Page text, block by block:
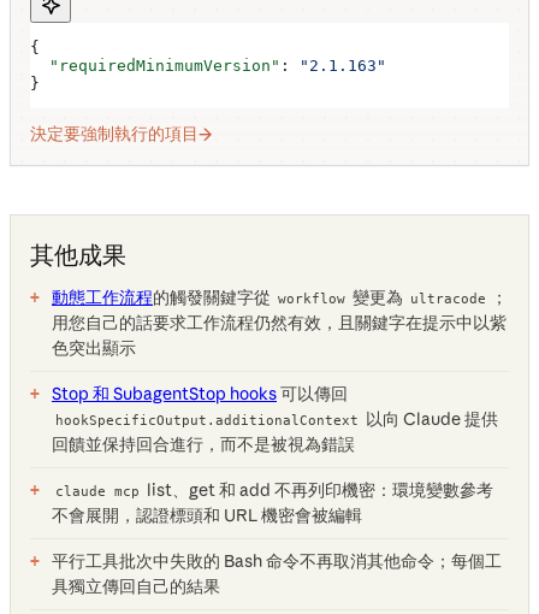
{
  "requiredMinimumVersion"
:
"2.1.163"
}
決定要強制執行的項目
其他成果
動態工作流程的觸發關鍵字從 workflow 變更為 ultracode
；
用您自己的話要求工作流程仍然有效，且關鍵字在提示中以紫
色突出顯示
Stop 和 SubagentStop hooks可以傳回
hookSpecificOutput.additionalContext
以向 Claude 提供
回饋並保持回合進行，而不是被視為錯誤
claude mcp
list、get 和 add 不再列印機密：環境變數參考
不會展開，認證標頭和 URL 機密會被編輯
平行工具批次中失敗的 Bash 命令不再取消其他命令；每個工
具獨立傳回自己的結果